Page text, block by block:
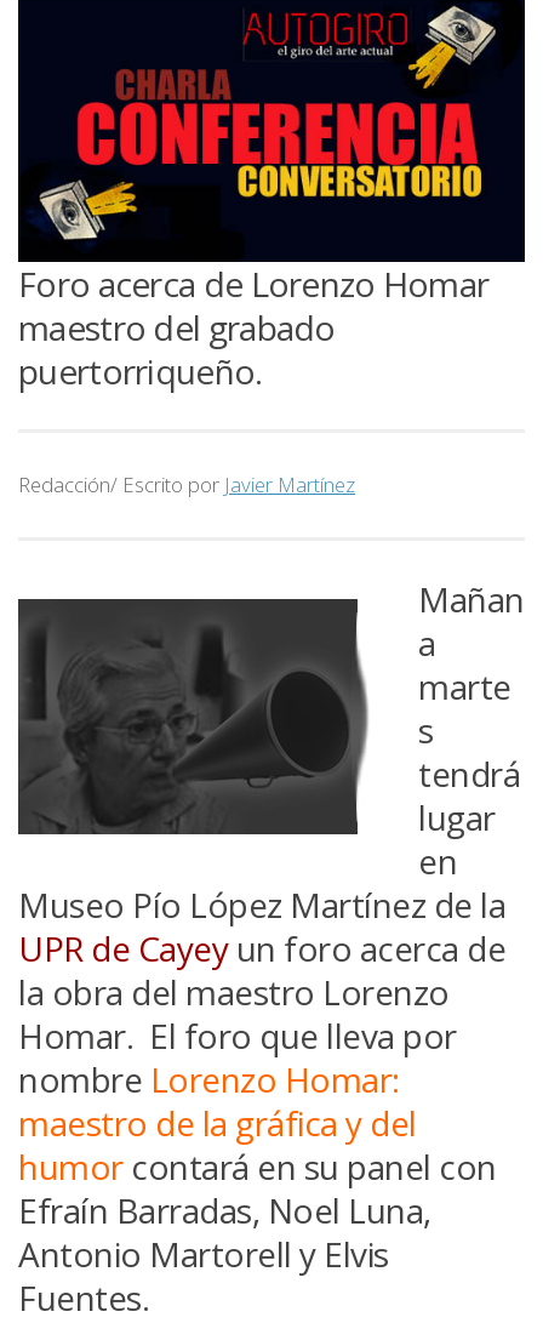
Foro acerca de Lorenzo Homar
maestro del grabado
puertorriqueño.
Redacción/ Escrito por Javier Martínez
Mañan
a
marte
s
tendrá
lugar
en
Museo Pío López Martínez de la
UPR de Cayeyun foro acerca de
la obra del maestro Lorenzo
Homar. El foro que lleva por
nombre Lorenzo Homar:
maestro de la gráfica y del
humorcontará en su panel con
Efraín Barradas, Noel Luna,
Antonio Martorell y Elvis
Fuentes.